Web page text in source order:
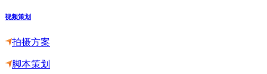
视频策划
拍摄方案
脚本策划